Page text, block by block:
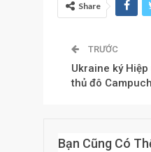
Share
TRƯỚC
Ukraine ký
thủ đô
Bạn Cũng Có